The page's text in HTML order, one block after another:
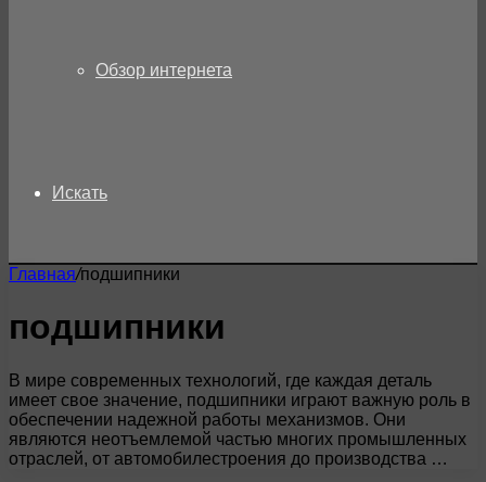
Обзор интернета
Искать
Главная/подшипники
подшипники
В мире современных технологий, где каждая деталь
имеет свое значение, подшипники играют важную роль в
обеспечении надежной работы механизмов. Они
являются неотъемлемой частью многих промышленных
отраслей, от автомобилестроения до производства …